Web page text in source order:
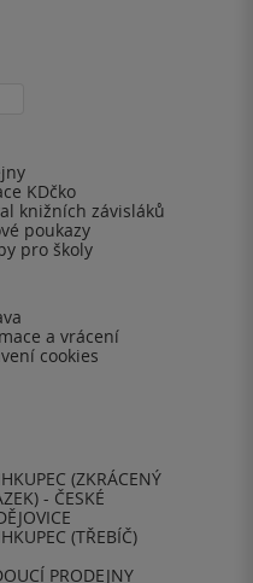
KDčko
knižních závisláků
poukazy
pro školy
a vrácení
cookies
(ZKRÁCENÝ
- ČESKÉ
(TŘEBÍČ)
PRODEJNY